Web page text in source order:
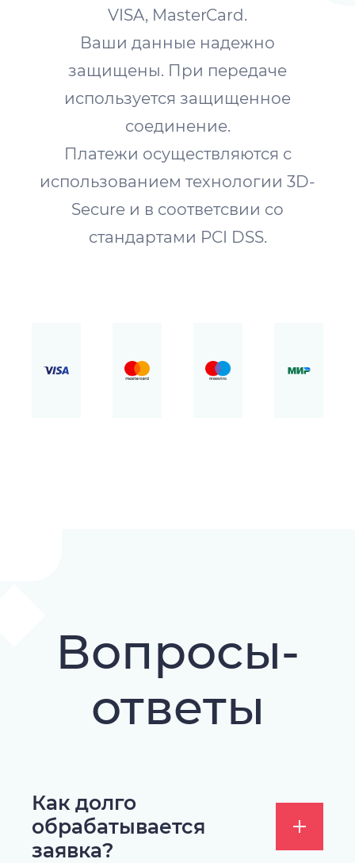
VISA, MasterCard.
Ваши данные надежно
защищены. При передаче
используется защищенное
соединение.
Платежи осуществляются с
использованием технологии 3D-
Secure и в соответсвии со
стандартами PCI DSS.
Вопросы-
ответы
Как долго
обрабатывается
заявка?